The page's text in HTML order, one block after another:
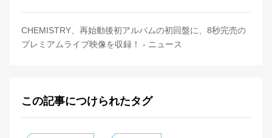
CHEMISTRY、再始動後初アルバムの初回盤に、8秒完売の
プレミアムライブ映像を収録！ - ニュース
この記事につけられたタグ